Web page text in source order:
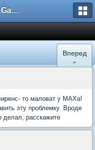
Клуб S-Max&Galaxy
Вперед
»
то маловат у MAXa!
эту проблемку. Вроде
делал, расскажите